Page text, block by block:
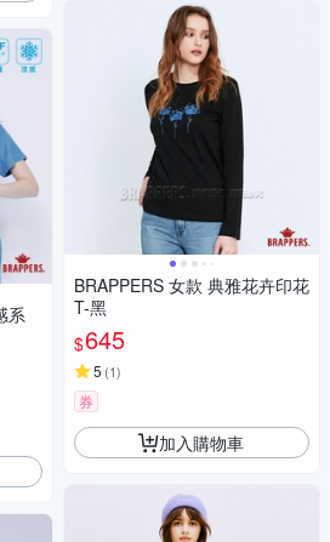
BRAPPERS 女款 典雅花卉印花
T-黑
$645
5 (1)
券
加入購物車